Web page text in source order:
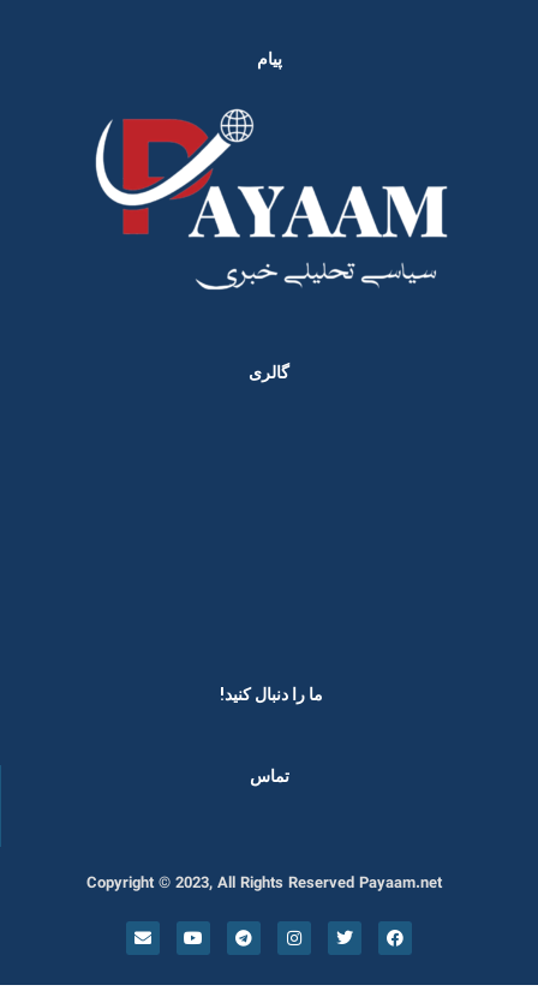
پیام
گالری
ما را دنبال کنید! ​
تماس
Copyright © 2023, All Rights Reserved Payaam.net